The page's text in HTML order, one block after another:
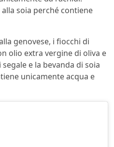
soia perché contiene
genovese, i fiocchi di
olio extra vergine di oliva e
e la bevanda di soia
unicamente acqua e